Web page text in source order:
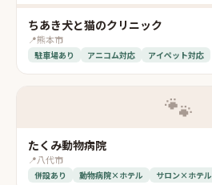
ちあき犬と猫のクリニック
📍熊本市
駐車場あり アニコム対応 アイペット対応
🐾
たくみ動物病院
📍八代市
併設あり 動物病院×ホテル サロン×ホテル